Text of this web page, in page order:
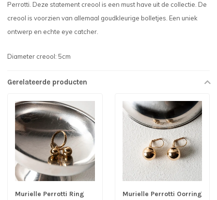
Perrotti. Deze statement creool is een must have uit de collectie. De
creool is voorzien van allemaal goudkleurige bolletjes. Een uniek
ontwerp en echte eye catcher.
Diameter creool: 5cm
Gerelateerde producten
Murielle Perrotti Ring
Murielle Perrotti Oorring